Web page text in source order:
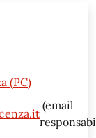
(PC)
(email